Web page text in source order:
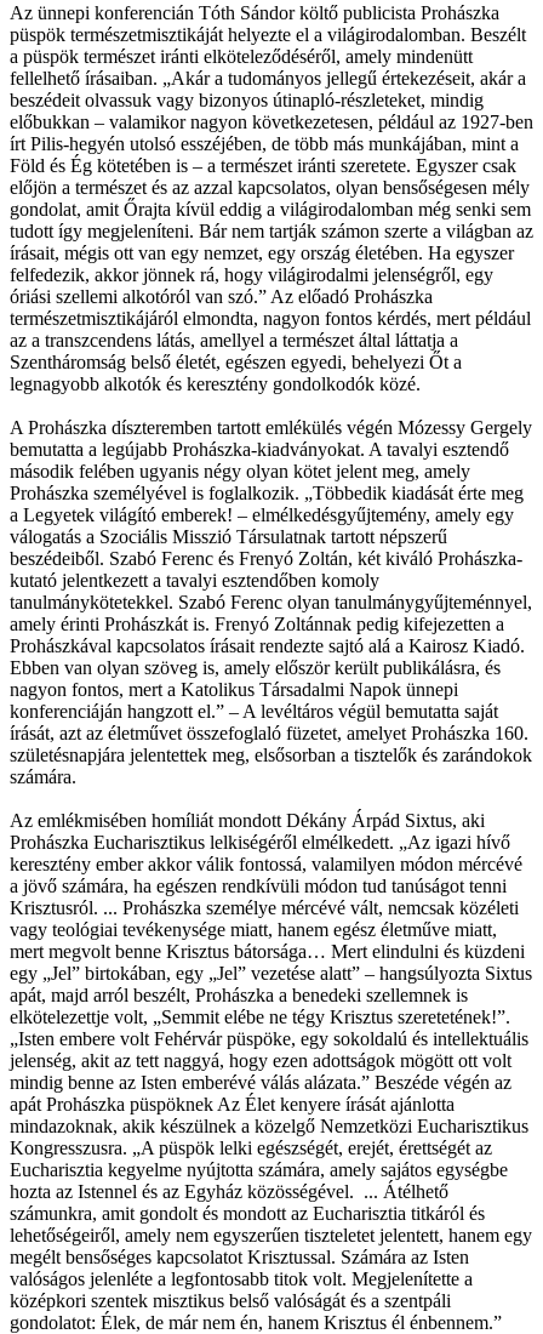
Az ünnepi konferencián Tóth Sándor költő publicista Prohászka
püspök természetmisztikáját helyezte el a világirodalomban. Beszélt
a püspök természet iránti elköteleződéséről, amely mindenütt
fellelhető írásaiban. „Akár a tudományos jellegű értekezéseit, akár a
beszédeit olvassuk vagy bizonyos útinapló-részleteket, mindig
előbukkan – valamikor nagyon következetesen, például az 1927-ben
írt Pilis-hegyén utolsó esszéjében, de több más munkájában, mint a
Föld és Ég kötetében is – a természet iránti szeretete. Egyszer csak
előjön a természet és az azzal kapcsolatos, olyan bensőségesen mély
gondolat, amit Őrajta kívül eddig a világirodalomban még senki sem
tudott így megjeleníteni. Bár nem tartják számon szerte a világban az
írásait, mégis ott van egy nemzet, egy ország életében. Ha egyszer
felfedezik, akkor jönnek rá, hogy világirodalmi jelenségről, egy
óriási szellemi alkotóról van szó.” Az előadó Prohászka
természetmisztikájáról elmondta, nagyon fontos kérdés, mert például
az a transzcendens látás, amellyel a természet által láttatja a
Szentháromság belső életét, egészen egyedi, behelyezi Őt a
legnagyobb alkotók és keresztény gondolkodók közé.
A Prohászka díszteremben tartott emlékülés végén Mózessy Gergely
bemutatta a legújabb Prohászka-kiadványokat. A tavalyi esztendő
második felében ugyanis négy olyan kötet jelent meg, amely
Prohászka személyével is foglalkozik. „Többedik kiadását érte meg
a Legyetek világító emberek! – elmélkedésgyűjtemény, amely egy
válogatás a Szociális Misszió Társulatnak tartott népszerű
beszédeiből. Szabó Ferenc és Frenyó Zoltán, két kiváló Prohászka-
kutató jelentkezett a tavalyi esztendőben komoly
tanulmánykötetekkel. Szabó Ferenc olyan tanulmánygyűjteménnyel,
amely érinti Prohászkát is. Frenyó Zoltánnak pedig kifejezetten a
Prohászkával kapcsolatos írásait rendezte sajtó alá a Kairosz Kiadó.
Ebben van olyan szöveg is, amely először került publikálásra, és
nagyon fontos, mert a Katolikus Társadalmi Napok ünnepi
konferenciáján hangzott el.” – A levéltáros végül bemutatta saját
írását, azt az életművet összefoglaló füzetet, amelyet Prohászka 160.
születésnapjára jelentettek meg, elsősorban a tisztelők és zarándokok
számára.
Az emlékmisében homíliát mondott Dékány Árpád Sixtus, aki
Prohászka Eucharisztikus lelkiségéről elmélkedett. „Az igazi hívő
keresztény ember akkor válik fontossá, valamilyen módon mércévé
a jövő számára, ha egészen rendkívüli módon tud tanúságot tenni
Krisztusról. ... Prohászka személye mércévé vált, nemcsak közéleti
vagy teológiai tevékenysége miatt, hanem egész életműve miatt,
mert megvolt benne Krisztus bátorsága… Mert elindulni és küzdeni
egy „Jel” birtokában, egy „Jel” vezetése alatt” – hangsúlyozta Sixtus
apát, majd arról beszélt, Prohászka a benedeki szellemnek is
elkötelezettje volt, „Semmit elébe ne tégy Krisztus szeretetének!”.
„Isten embere volt Fehérvár püspöke, egy sokoldalú és intellektuális
jelenség, akit az tett naggyá, hogy ezen adottságok mögött ott volt
mindig benne az Isten emberévé válás alázata.” Beszéde végén az
apát Prohászka püspöknek Az Élet kenyere írását ajánlotta
mindazoknak, akik készülnek a közelgő Nemzetközi Eucharisztikus
Kongresszusra. „A püspök lelki egészségét, erejét, érettségét az
Eucharisztia kegyelme nyújtotta számára, amely sajátos egységbe
hozta az Istennel és az Egyház közösségével. ... Átélhető
számunkra, amit gondolt és mondott az Eucharisztia titkáról és
lehetőségeiről, amely nem egyszerűen tiszteletet jelentett, hanem egy
megélt bensőséges kapcsolatot Krisztussal. Számára az Isten
valóságos jelenléte a legfontosabb titok volt. Megjelenítette a
középkori szentek misztikus belső valóságát és a szentpáli
gondolatot: Élek, de már nem én, hanem Krisztus él énbennem.”